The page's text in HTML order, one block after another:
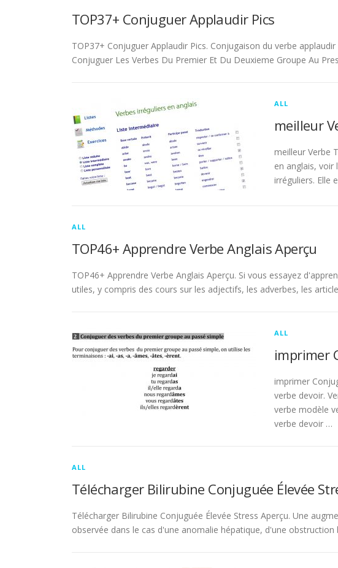
TOP37+ Conjuguer Applaudir Pics
TOP37+ Conjuguer Applaudir Pics. Conjugaison du verbe
Conjuguer Les Verbes Du Premier Et Du Deuxieme Groupe Au
ALL
meilleur
meilleur Verbe
en anglais, voir
irréguliers. Elle
ALL
TOP46+ Apprendre Verbe Anglais Aperçu
TOP46+ Apprendre Verbe Anglais Aperçu. Si vous essayez
utiles, y compris des cours sur les adjectifs, les adverbes, les
ALL
imprimer
imprimer
verbe devoir.
verbe modèle
verbe devoir …
ALL
Télécharger Bilirubine Conjuguée Élevée
Télécharger Bilirubine Conjuguée Élevée Stress Aperçu. Une
observée dans le cas d'une anomalie hépatique, d'une